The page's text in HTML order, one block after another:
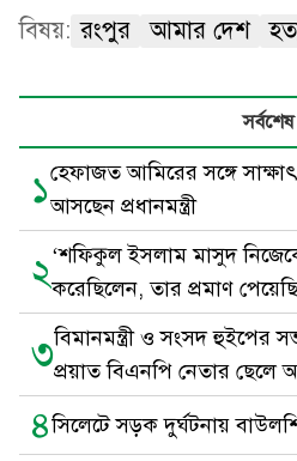
বিষয়: রংপুর আমার দেশ
সর্বশেষ
১হেফাজত আমিরের সঙ্গে
আসছেন প্রধানমন্ত্রী
২‘শফিকুল ইসলাম মাসুদ নিজেকে
করেছিলেন, তার প্রমাণ
৩বিমানমন্ত্রী ও সংসদ হুইপের
প্রয়াত বিএনপি নেতার ছেলে
৪সিলেটে সড়ক দুর্ঘটনায়